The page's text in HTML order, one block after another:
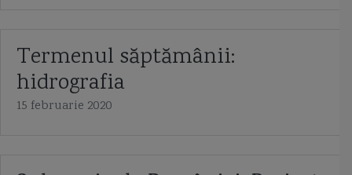
Termenul săptămânii:
hidrografia
15 februarie 2020